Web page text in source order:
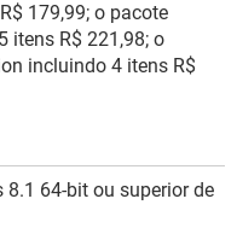
179,99; o pacote
itens R$ 221,98; o
incluindo 4 itens R$
8.1 64-bit ou superior de